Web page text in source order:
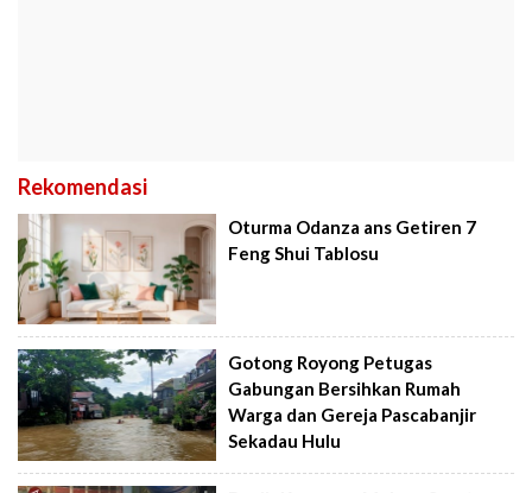
Rekomendasi
Oturma Odanza ans Getiren 7
Feng Shui Tablosu
Gotong Royong Petugas
Gabungan Bersihkan Rumah
Warga dan Gereja Pascabanjir
Sekadau Hulu